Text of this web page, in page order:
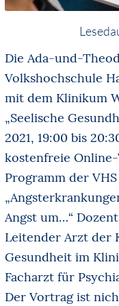
Die Ada-und-
Volkshochschule
mit dem Klinikum
„Seelische
2021, 19:00 bis
kostenfreie
Programm der
Angst um…“
Leitender Arzt der
Gesundheit im
Facharzt für
Der Vortrag ist